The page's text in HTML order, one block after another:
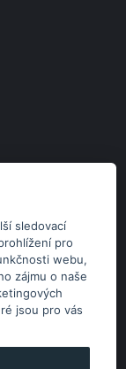
sledovací
pro
webu,
zájmu o naše
jsou pro vás